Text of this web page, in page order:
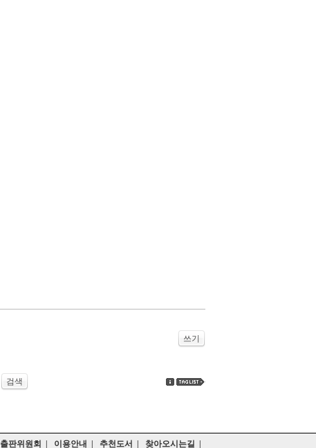
쓰기
검색
출판위원회 이용안내 추천도서 찾아오시는길